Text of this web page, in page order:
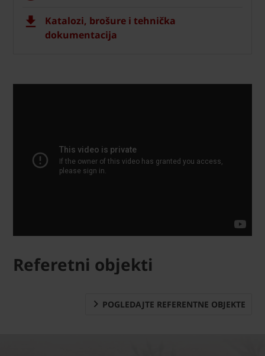
Katalozi, brošure i tehnička
dokumentacija
Referetni objekti
POGLEDAJTE REFERENTNE OBJEKTE